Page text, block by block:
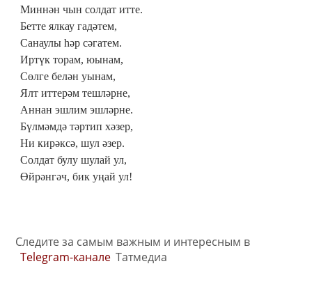
Миннән чын солдат итте.
Бетте ялкау гадәтем,
Санаулы һәр сәгатем.
Иртүк торам, юынам,
Сөлге белән уынам,
Ялт иттерәм тешләрне,
Аннан эшлим эшләрне.
Бүлмәмдә тәртип хәзер,
Ни кирәксә, шул әзер.
Солдат булу шулай ул,
Өйрәнгәч, бик уңай ул!
Следите за самым важным и интересным в
Telegram-канале Татмедиа